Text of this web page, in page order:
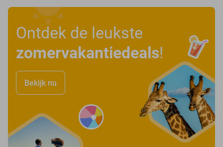
Ontdek de leukste
zomervakantiedeals!
Bekijk nu